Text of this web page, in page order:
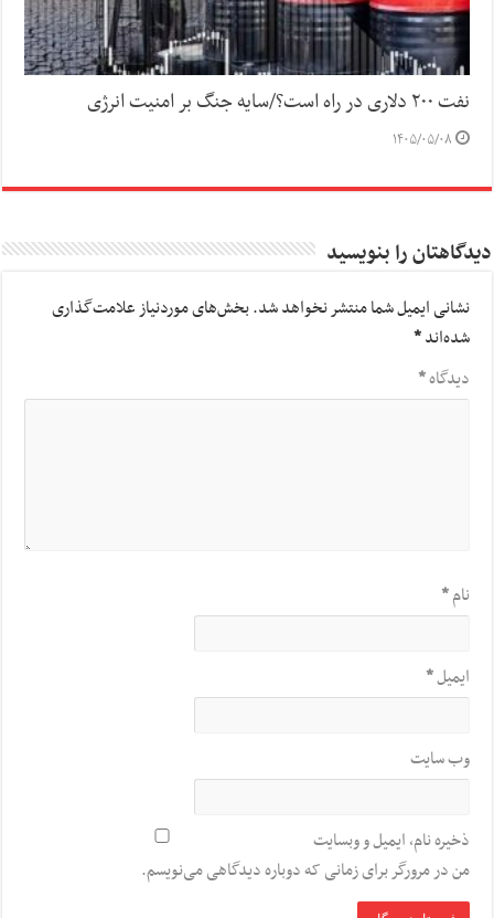
نفت ۲۰۰ دلاری در راه است؟/سایه جنگ بر امنیت انرژی
۱۴۰۵/۰۵/۰۸
دیدگاهتان را بنویسید
نشانی ایمیل شما منتشر نخواهد شد.بخش‌های موردنیاز علامت‌گذاری
شده‌اند*
دیدگاه*
نام*
ایمیل*
وب‌ سایت
ذخیره نام، ایمیل و وبسایت
من در مرورگر برای زمانی که دوباره دیدگاهی می‌نویسم.